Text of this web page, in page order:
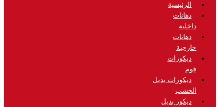
الرئيسية
دهانات
داخلية
دهانات
خارجية
ديكورات
فوم
ديكورات بديل
الخشب
ديكور بديل